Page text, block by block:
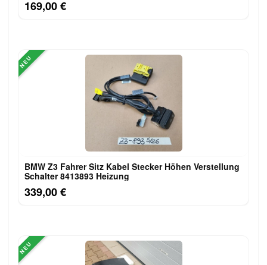
169,00 €
NEU
BMW Z3 Fahrer Sitz Kabel Stecker Höhen Verstellung
Schalter 8413893 Heizung
339,00 €
NEU